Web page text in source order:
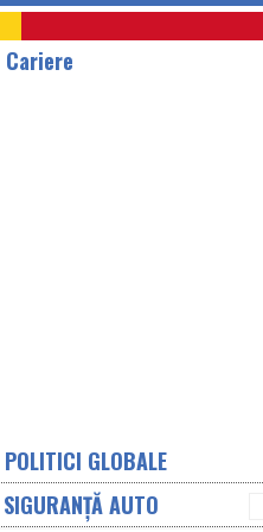
Cariere
POLITICI GLOBALE
SIGURANȚĂ AUTO